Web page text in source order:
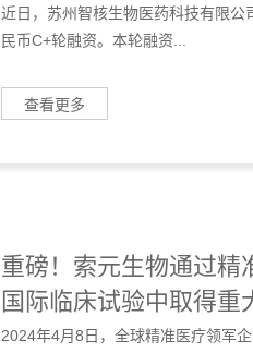
近日，苏州智核生物医药科技有限公
民币C+轮融资。本轮融资...
查看更多
重磅！索元生物通过精
国际临床试验中取得重
2024年4月8日，全球精准医疗领军